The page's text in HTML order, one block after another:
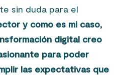
sin duda para el
y como es mi caso,
digital creo
para poder
las expectativas que